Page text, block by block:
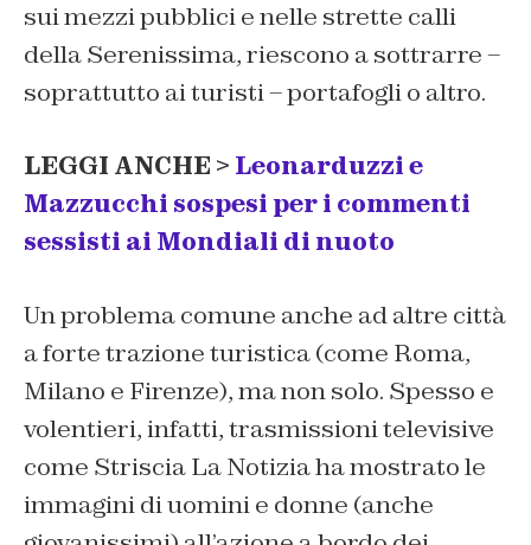
sui mezzi pubblici e nelle strette calli
della Serenissima, riescono a sottrarre –
soprattutto ai turisti – portafogli o altro.
LEGGI ANCHE > Leonarduzzi e
Mazzucchi sospesi per i commenti
sessisti ai Mondiali di nuoto
Un problema comune anche ad altre città
a forte trazione turistica (come Roma,
Milano e Firenze), ma non solo. Spesso e
volentieri, infatti, trasmissioni televisive
come Striscia La Notizia ha mostrato le
immagini di uomini e donne (anche